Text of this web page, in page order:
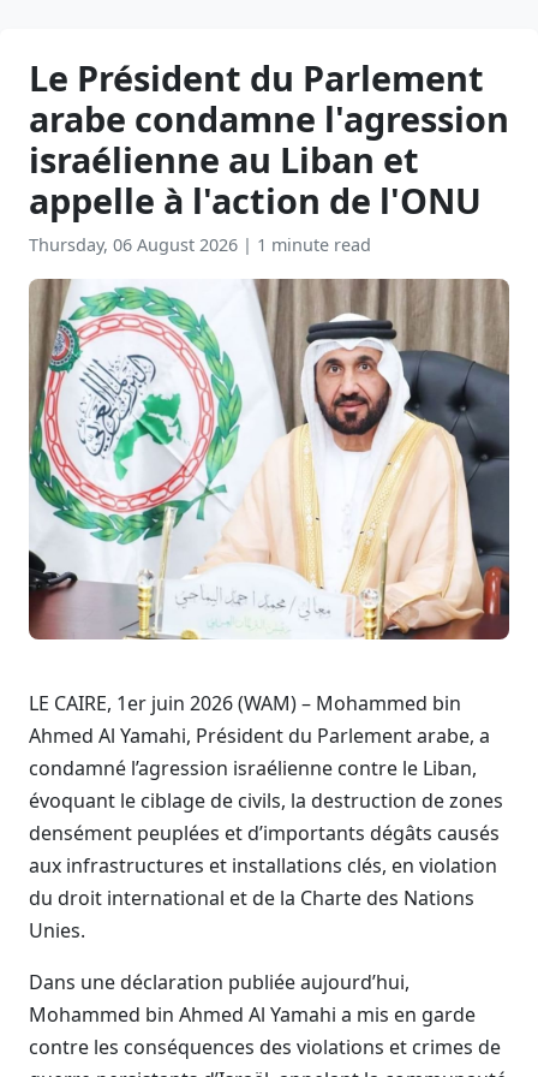
Le Président du Parlement
arabe condamne l'agression
israélienne au Liban et
appelle à l'action de l'ONU
Thursday, 06 August 2026 | 1 minute read
LE CAIRE, 1er juin 2026 (WAM) – Mohammed bin
Ahmed Al Yamahi, Président du Parlement arabe, a
condamné l’agression israélienne contre le Liban,
évoquant le ciblage de civils, la destruction de zones
densément peuplées et d’importants dégâts causés
aux infrastructures et installations clés, en violation
du droit international et de la Charte des Nations
Unies.
Dans une déclaration publiée aujourd’hui,
Mohammed bin Ahmed Al Yamahi a mis en garde
contre les conséquences des violations et crimes de